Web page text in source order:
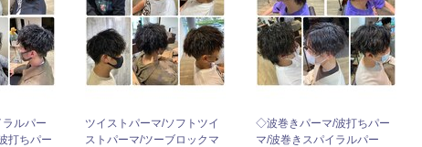
ルパー
打ちパー
ツイストパーマ/ソフトツイ
ストパーマ/ツーブロックマ
◇波巻きパーマ/波打ちパー
マ/波巻きスパイラルパー